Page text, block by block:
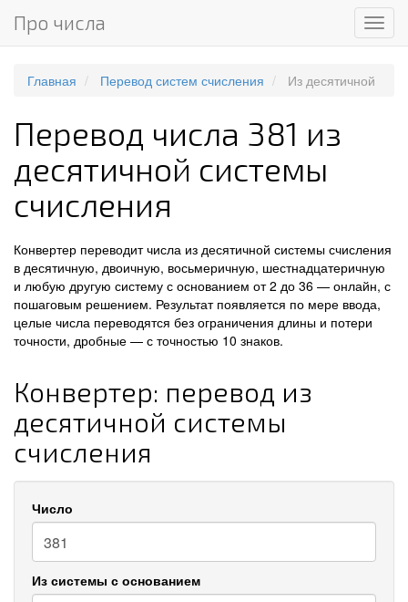
Меню
Про числа
Главная Перевод систем счисления Из десятичной
Перевод числа 381 из
десятичной системы
счисления
Конвертер переводит числа из десятичной системы счисления
в десятичную, двоичную, восьмеричную, шестнадцатеричную
и любую другую систему с основанием от 2 до 36 — онлайн, с
пошаговым решением. Результат появляется по мере ввода,
целые числа переводятся без ограничения длины и потери
точности, дробные — с точностью 10 знаков.
Конвертер: перевод из
десятичной системы
счисления
Число
Из системы с основанием